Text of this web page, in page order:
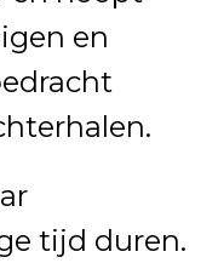
en
tijd duren.